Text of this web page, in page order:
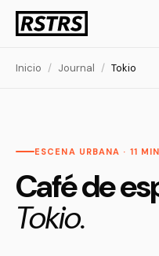
Inicio / Journal / Tokio
ESCENA URBANA · 11
Café de
Tokio.